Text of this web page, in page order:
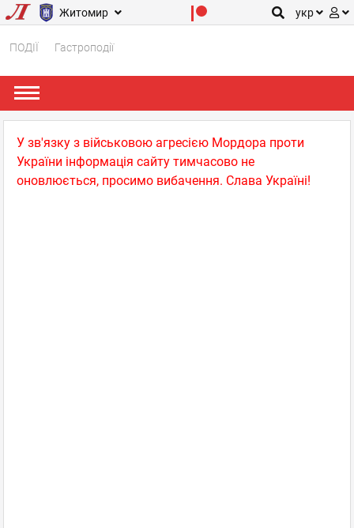
Житомир укр
ПОДІЇ Гастроподії
У зв'язку з військовою агресією Мордора проти
України інформація сайту тимчасово не
оновлюється, просимо вибачення. Слава Україні!